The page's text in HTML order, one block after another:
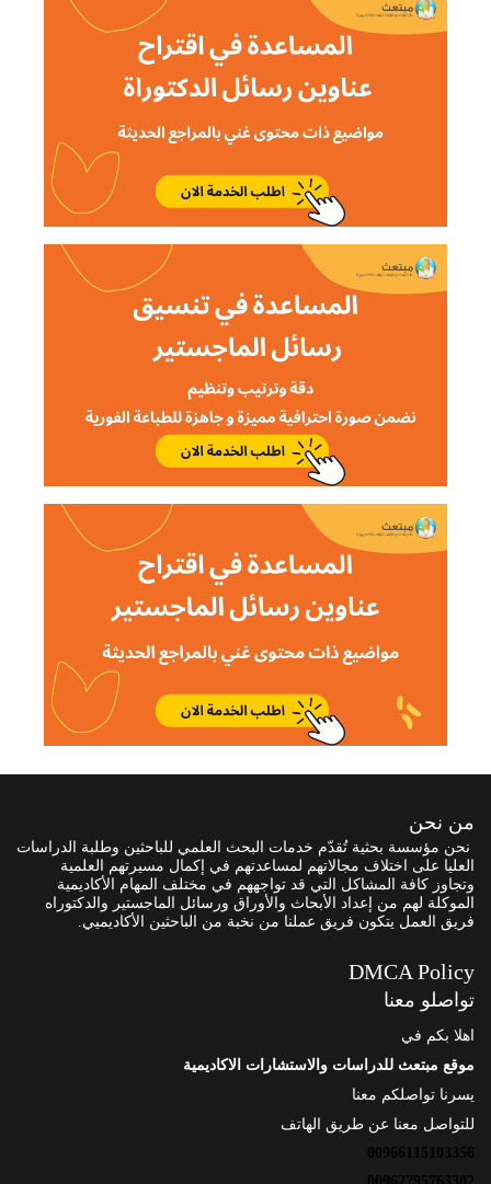
من نحن
نحن مؤسسة بحثية تُقدّم خدمات البحث العلمي للباحثين وطلبة الدراسات
العليا على اختلاف مجالاتهم لمساعدتهم في إكمال مسيرتهم العلمية
وتجاوز كافة المشاكل التي قد تواجههم في مختلف المهام الأكاديمية
الموكلة لهم من إعداد الأبحاث والأوراق ورسائل الماجستير والدكتوراه
فريق العمل يتكون فريق عملنا من نخبة من الباحثين الأكاديميي.
DMCA Policy
تواصلو معنا
اهلا بكم في
موقع مبتعث للدراسات والاستشارات الاكاديمية
يسرنا تواصلكم معنا
للتواصل معنا عن طريق الهاتف
00966115103356